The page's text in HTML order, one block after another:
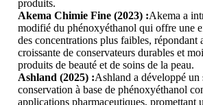
produits.
Akema Chimie Fine (2023) :Akema a
modifié du phénoxyéthanol qui offre une
des concentrations plus faibles, répondant
croissante de conservateurs durables et
produits de beauté et de soins de la peau.
Ashland (2025) :Ashland a développé un
conservation à base de phénoxyéthanol
applications pharmaceutiques, promettant